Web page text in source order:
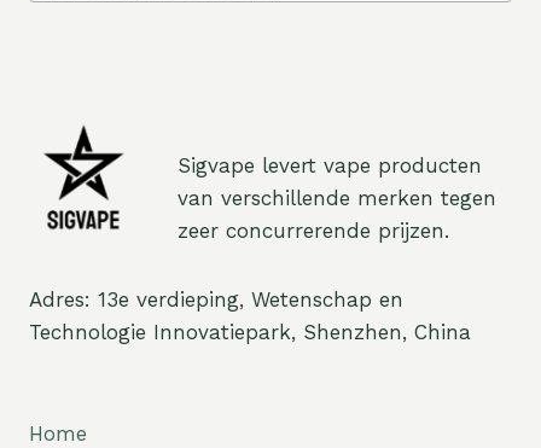
Sigvape levert vape producten
van verschillende merken tegen
zeer concurrerende prijzen.
Adres: 13e verdieping, Wetenschap en
Technologie Innovatiepark, Shenzhen, China
Home